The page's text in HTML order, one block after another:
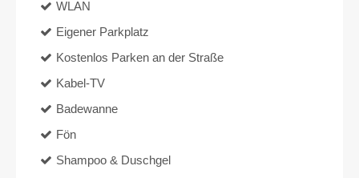
WLAN
Eigener Parkplatz
Kostenlos Parken an der Straße
Kabel-TV
Badewanne
Fön
Shampoo & Duschgel